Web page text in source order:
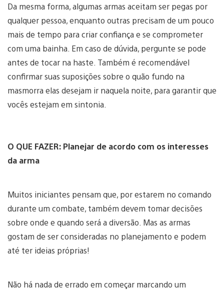
Da mesma forma, algumas armas aceitam ser pegas por
qualquer pessoa, enquanto outras precisam de um pouco
mais de tempo para criar confiança e se comprometer
com uma bainha. Em caso de dúvida, pergunte se pode
antes de tocar na haste. Também é recomendável
confirmar suas suposições sobre o quão fundo na
masmorra elas desejam ir naquela noite, para garantir que
vocês estejam em sintonia.
O QUE FAZER: Planejar de acordo com os interesses
da arma
Muitos iniciantes pensam que, por estarem no comando
durante um combate, também devem tomar decisões
sobre onde e quando será a diversão. Mas as armas
gostam de ser consideradas no planejamento e podem
até ter ideias próprias!
Não há nada de errado em começar marcando um